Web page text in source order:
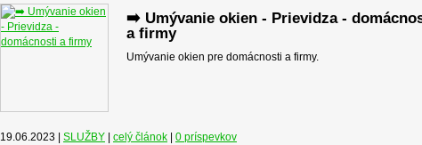
➡️ Umývanie okien - Prievidza -
a firmy
Umývanie okien pre domácnosti a firmy.
19.06.2023 | SLUŽBY celý článok 0 príspevkov